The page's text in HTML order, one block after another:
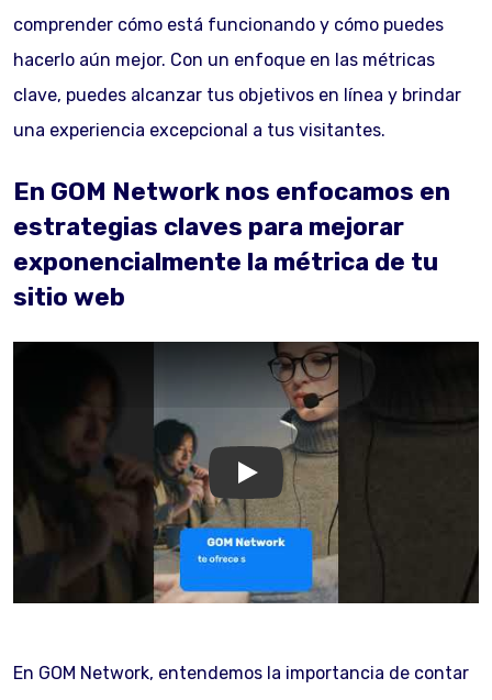
comprender cómo está funcionando y cómo puedes
hacerlo aún mejor. Con un enfoque en las métricas
clave, puedes alcanzar tus objetivos en línea y brindar
una experiencia excepcional a tus visitantes.
En GOM Network nos enfocamos en
estrategias claves para mejorar
exponencialmente la métrica de tu
sitio web
GOM Network
En GOM Network, entendemos la importancia de contar